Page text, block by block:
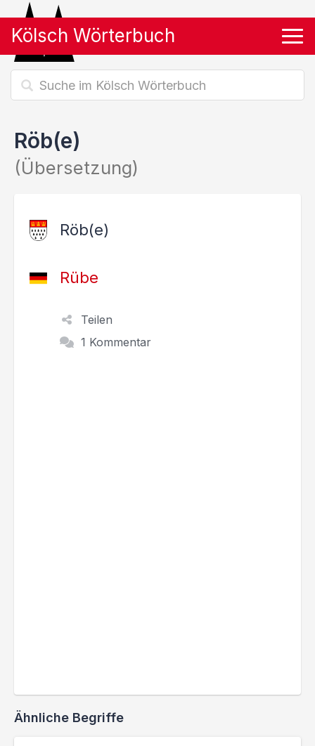
Kölsch Wörterbuch
Röb(e)
(Übersetzung)
Röb(e)
Rübe
Teilen
1 Kommentar
Ähnliche Begriffe